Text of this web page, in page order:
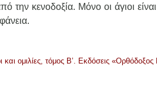
κενοδοξία. Μόνο οι άγιοι είναι
και ομιλίες, τόμος Β’. Εκδόσεις